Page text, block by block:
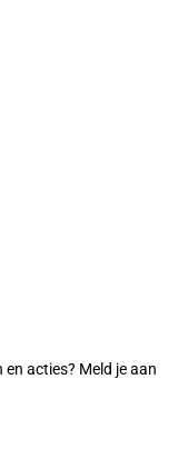
acties? Meld je aan